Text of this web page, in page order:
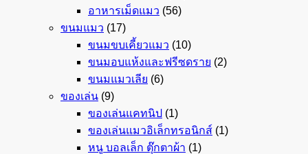
อาหารเม็ดแมว (56)
ขนมแมว (17)
ขนมขบเคี้ยวแมว (10)
ขนมอบแห้งและฟรีซดราย (2)
ขนมแมวเลีย (6)
ของเล่น (9)
ของเล่นแคทนิป (1)
ของเล่นแมวอิเล็กทรอนิกส์ (1)
หนู บอลเล็ก ตุ๊กตาผ้า (1)